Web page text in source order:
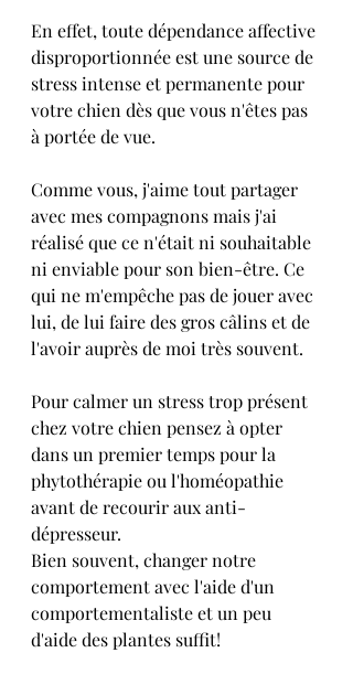
En effet, toute dépendance affective
disproportionnée est une source de
stress intense et permanente pour
votre chien dès que vous n'êtes pas
à portée de vue.
Comme vous, j'aime tout partager
avec mes compagnons mais j'ai
réalisé que ce n'était ni souhaitable
ni enviable pour son bien-être. Ce
qui ne m'empêche pas de jouer avec
lui, de lui faire des gros câlins et de
l'avoir auprès de moi très souvent.
Pour calmer un stress trop présent
chez votre chien pensez à opter
dans un premier temps pour la
phytothérapie ou l'homéopathie
avant de recourir aux anti-
dépresseur.
Bien souvent, changer notre
comportement avec l'aide d'un
comportementaliste et un peu
d'aide des plantes suffit!